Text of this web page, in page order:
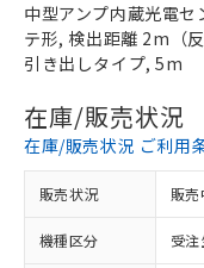
中型アンプ内蔵光電
テ形, 検出距離 2m（
引き出しタイプ, 5m
在庫/販売状況
在庫/販売状況 ご利用
販売状況 販売
機種区分 受注